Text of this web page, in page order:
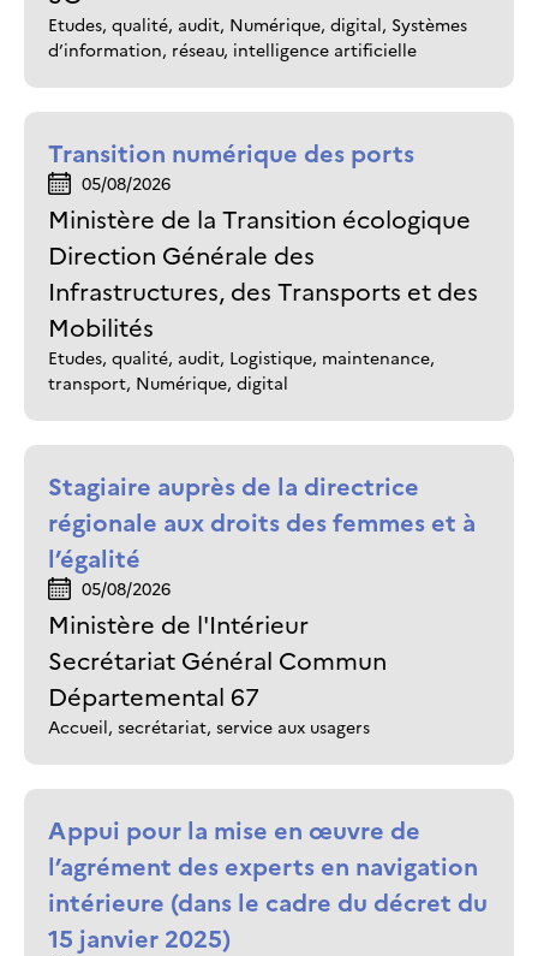
Etudes, qualité, audit, Numérique, digital, Systèmes
d’information, réseau, intelligence artificielle
Transition numérique des ports
05/08/2026
Ministère de la Transition écologique
Direction Générale des
Infrastructures, des Transports et des
Mobilités
Etudes, qualité, audit, Logistique, maintenance,
transport, Numérique, digital
Stagiaire auprès de la directrice
régionale aux droits des femmes et à
l’égalité
05/08/2026
Ministère de l'Intérieur
Secrétariat Général Commun
Départemental 67
Accueil, secrétariat, service aux usagers
Appui pour la mise en œuvre de
l’agrément des experts en navigation
intérieure (dans le cadre du décret du
15 janvier 2025)